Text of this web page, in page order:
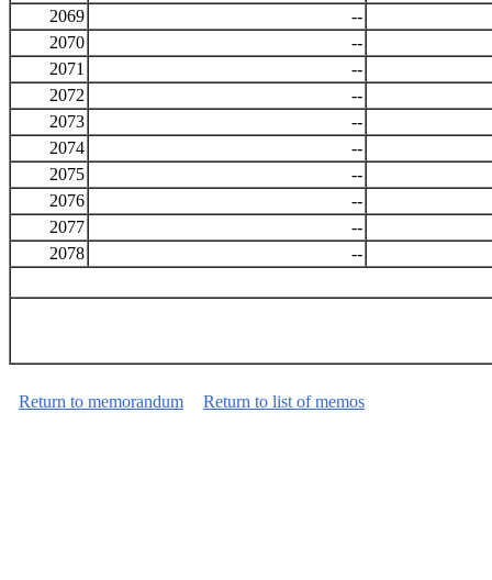
2069
--
2070
--
2071
--
2072
--
2073
--
2074
--
2075
--
2076
--
2077
--
2078
--
Return to memorandum Return to list of memos